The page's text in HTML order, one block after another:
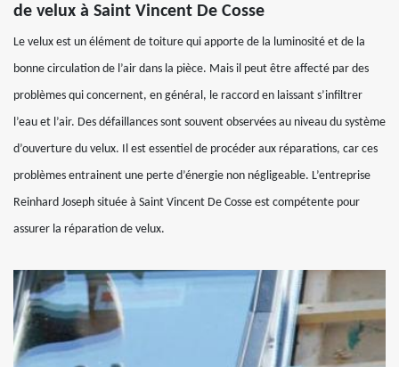
de velux à Saint Vincent De Cosse
Le velux est un élément de toiture qui apporte de la luminosité et de la
bonne circulation de l’air dans la pièce. Mais il peut être affecté par des
problèmes qui concernent, en général, le raccord en laissant s’infiltrer
l’eau et l’air. Des défaillances sont souvent observées au niveau du système
d’ouverture du velux. Il est essentiel de procéder aux réparations, car ces
problèmes entrainent une perte d’énergie non négligeable. L’entreprise
Reinhard Joseph située à Saint Vincent De Cosse est compétente pour
assurer la réparation de velux.